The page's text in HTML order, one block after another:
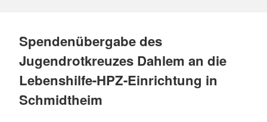
Spendenübergabe des
Jugendrotkreuzes Dahlem an die
Lebenshilfe-HPZ-Einrichtung in
Schmidtheim